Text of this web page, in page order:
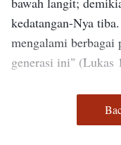
kedatangan-Nya
mengalami berbagai
generasi ini" (Lukas
"Lihatlah, Aku
orang yang